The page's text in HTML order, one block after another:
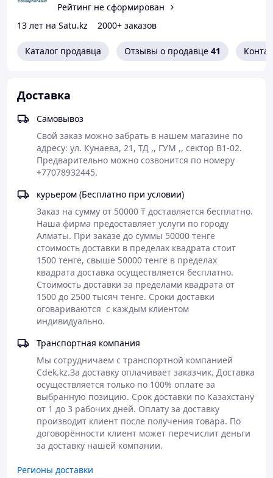
Высокие технологии и стильный дизайн
Смартфон Samsung Galaxy представляет собой
идеальное сочетание передовых технологий и
элегантного дизайна. Этот телефон создан для тех, кто
ценит высокую производительность и надежность. С
состоящим из 8 ядер с частотами 2.9 Гц, 2.6 Гц и 1.9 Гц,
пользователи смогут наслаждаться быстрым и
плавным опытом использования. Поддержка 5G и двух
SIM-карт, включая eSIM, обеспечивает постоянное
подключение к сети на самых высоких скоростях.
Камера и дисплей: Четкость и реалистичность
Смартфон оснащен основной камерой с разрешением
50 Mpx и фронтальной камерой с разрешением 12 Mpx,
качества. Оптическая стабилизация и цифровой зум
Рейтинг не сформирован
13 лет на Satu.kz
2000+ заказов
Каталог продавца Отзывы о продавце 41
Доставка
Самовывоз
Свой заказ можно забрать в нашем магазине по
адресу: ул. Кунаева, 21, ТД ,, ГУМ ,, сектор В1-02.
Предварительно можно созвонится по номеру
+77078932445.
курьером (Бесплатно при условии)
Заказ на сумму от 50000 ₸ доставляется бесплатно.
Наша фирма предоставляет услуги по городу
Алматы. При заказе до суммы 50000 тенге
стоимость доставки в пределах квадрата стоит
1500 тенге, свыше 50000 тенге в пределах
квадрата доставка осуществляется бесплатно.
Стоимость доставки за пределами квадрата от
1500 до 2500 тысяч тенге. Сроки доставки
оговариваются  с каждым клиентом
индивидуально.
Транспортная компания
Мы сотрудничаем с транспортной компанией
Cdek.kz.За доставку оплачивает заказчик. Доставка
осуществляется только по 100% оплате за
выбранную позицию. Срок доставки по Казахстану
от 1 до 3 рабочих дней. Оплату за доставку
производит клиент после получения товара. По
договорённости клиент может перечислит деньги
за доставку нашей компании.
Регионы доставки